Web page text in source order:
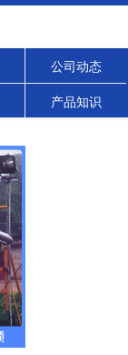
公司动态
产品知识